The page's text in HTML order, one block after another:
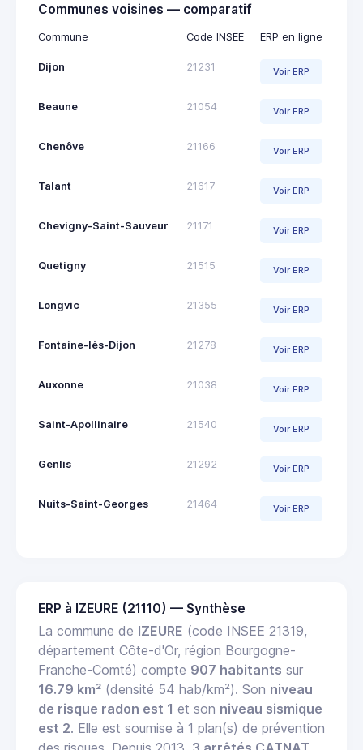
Communes voisines — comparatif
Commune Code INSEE ERP en ligne
Dijon 21231 Voir ERP
Beaune 21054 Voir ERP
Chenôve 21166 Voir ERP
Talant 21617 Voir ERP
Chevigny-Saint-Sauveur 21171 Voir ERP
Quetigny 21515 Voir ERP
Longvic 21355 Voir ERP
Fontaine-lès-Dijon 21278 Voir ERP
Auxonne 21038 Voir ERP
Saint-Apollinaire 21540 Voir ERP
Genlis 21292 Voir ERP
Nuits-Saint-Georges 21464 Voir ERP
ERP à IZEURE (21110) — Synthèse
La commune de IZEURE (code INSEE 21319,
département Côte-d'Or, région Bourgogne-
Franche-Comté) compte 907 habitants sur
16.79 km² (densité 54 hab/km²). Son niveau
de risque radon est 1 et son niveau sismique
est 2. Elle est soumise à 1 plan(s) de prévention